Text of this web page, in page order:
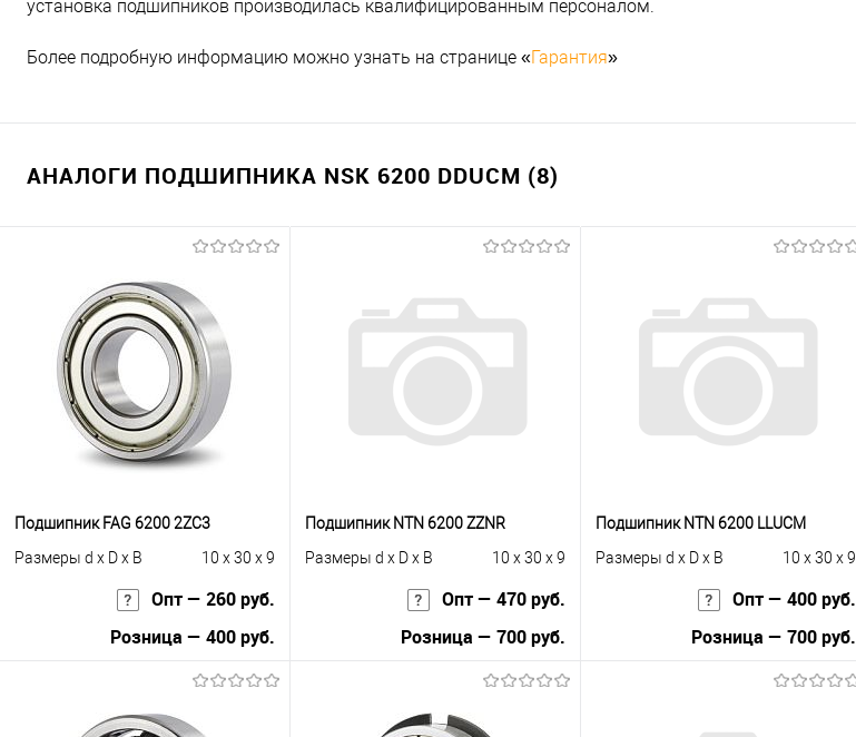
установка подшипников производилась квалифицированным персоналом.
Более подробную информацию можно узнать на странице «Гарантия»
АНАЛОГИ ПОДШИПНИКА NSK 6200 DDUCM (8)
Подшипник FAG 6200 2ZC3
Размеры d x D x B
10 x 30 x 9
Опт — 260 руб.
Розница — 400 руб.
Подшипник NTN 6200 ZZNR
Размеры d x D x B
10 x 30 x 9
Опт — 470 руб.
Розница — 700 руб.
Подшипник NTN 6200 LLUCM
Размеры d x D x B
10 x 30 x 9
Опт — 400 руб.
Розница — 700 руб.